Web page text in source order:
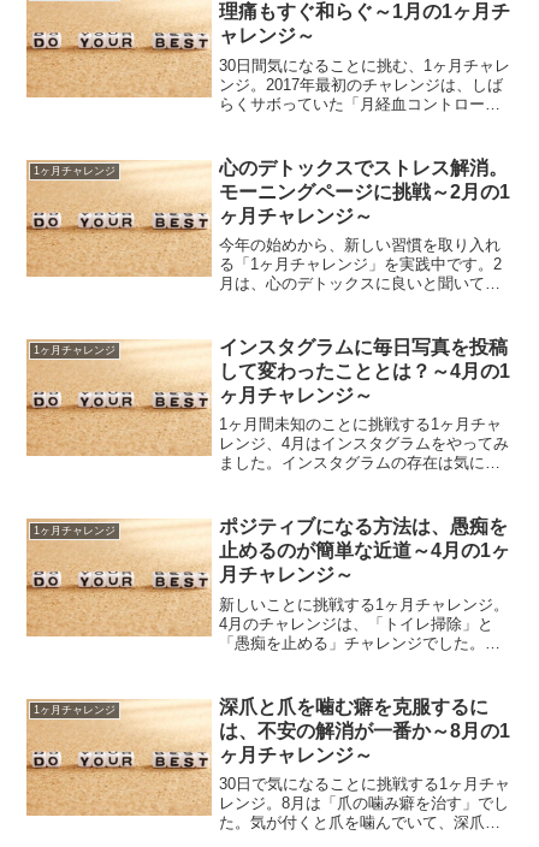
理痛もすぐ和らぐ～1月の1ヶ月チ
ャレンジ～
30日間気になることに挑む、1ヶ月チャレ
ンジ。2017年最初のチャレンジは、しば
らくサボっていた「月経血コントロール
再開して、どこまで月経リズムを取り戻
すことができるの...
1ヶ月チャレンジ
心のデトックスでストレス解消。
モーニングページに挑戦～2月の1
ヶ月チャレンジ～
今年の始めから、新しい習慣を取り入れ
る「1ヶ月チャレンジ」を実践中です。2
月は、心のデトックスに良いと聞いて
ニングページとは、朝起きてすぐに書く
日記のようなものです。ノ...
1ヶ月チャレンジ
インスタグラムに毎日写真を投稿
して変わったこととは？～4月の1
ヶ月チャレンジ～
1ヶ月間未知のことに挑戦する1ヶ月チャ
レンジ、4月はインスタグラムをやってみ
ました。インスタグラムの存在は気にな
にしました。30日間写真を投稿するだけ
なのですが、始め...
1ヶ月チャレンジ
ポジティブになる方法は、愚痴を
止めるのが簡単な近道～4月の1ヶ
月チャレンジ～
新しいことに挑戦する1ヶ月チャレンジ。
4月のチャレンジは、「トイレ掃除」と
「愚痴を止める」チャレンジでした。こ
ポジティブになる方法は、愚痴を止める
のが一番簡単です。ト...
1ヶ月チャレンジ
深爪と爪を噛む癖を克服するに
は、不安の解消が一番か～8月の1
ヶ月チャレンジ～
30日で気になることに挑戦する1ヶ月チャ
レンジ。8月は「爪の噛み癖を治す」でし
た。気が付くと爪を噛んでいて、深爪が